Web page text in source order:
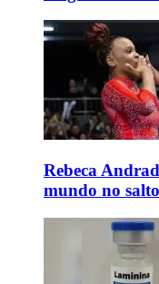
Rebeca
mundo no